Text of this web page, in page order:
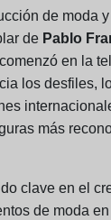
de moda
de Pablo
en la
los desfiles,
más
clave en el
de moda